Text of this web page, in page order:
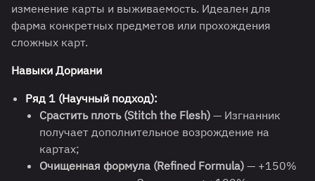
изменение карты и выживаемость. Идеален для
фарма конкретных предметов или прохождения
сложных карт.
Навыки Дориани
Ряд 1 (Научный подход):
Срастить плоть (Stitch the Flesh) — Изгнанник
получает дополнительное возрождение на
картах;
Очищенная формула (Refined Formula) — +150%